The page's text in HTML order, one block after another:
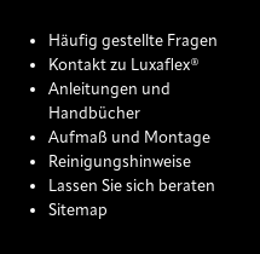
Häufig gestellte Fragen
Kontakt zu Luxaflex®
Anleitungen und
Handbücher
Aufmaß und Montage
Reinigungshinweise
Lassen Sie sich beraten
Sitemap